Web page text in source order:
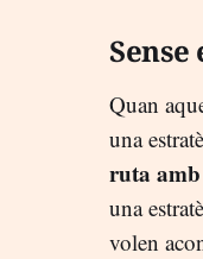
Quan
una
ruta amb
una
volen